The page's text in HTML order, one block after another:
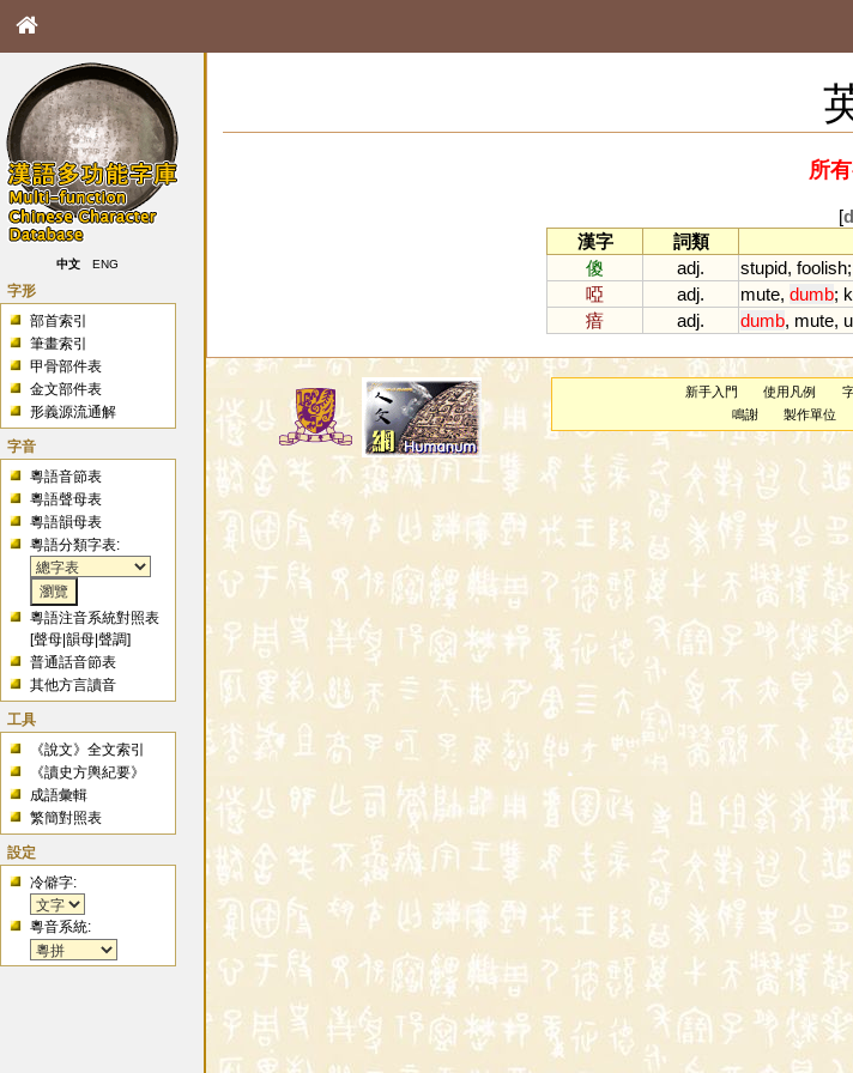
中文 ENG
字形
部首索引
筆畫索引
甲骨部件表
金文部件表
形義源流通解
字音
粵語音節表
粵語聲母表
粵語韻母表
粵語分類字表:
粵語注音系統對照表
[聲母 |韻母 |聲調]
普通話音節表
其他方言讀音
工具
《說文》全文索引
《讀史方輿紀要》
成語彙輯
繁簡對照表
設定
冷僻字:
粵音系統:
所
[
漢字
詞類
傻
adj. stupid, foolish;
啞
adj. mute, dumb;
瘖
adj. dumb, mute,
新手入門 使用凡例
鳴謝
製作單位